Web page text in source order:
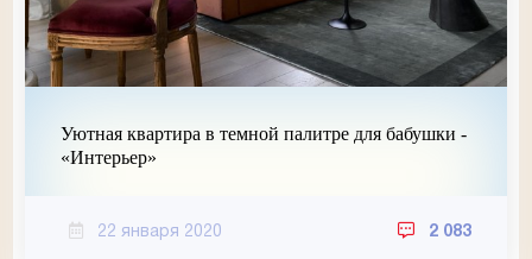
Уютная квартира в темной палитре для бабушки -
«Интерьер»
22 января 2020 2 083